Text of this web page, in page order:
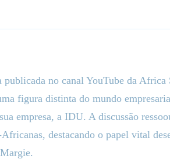
publicada no canal YouTube da Africa
figura distinta do mundo
empresa, a IDU. A discussão
destacando o papel vital